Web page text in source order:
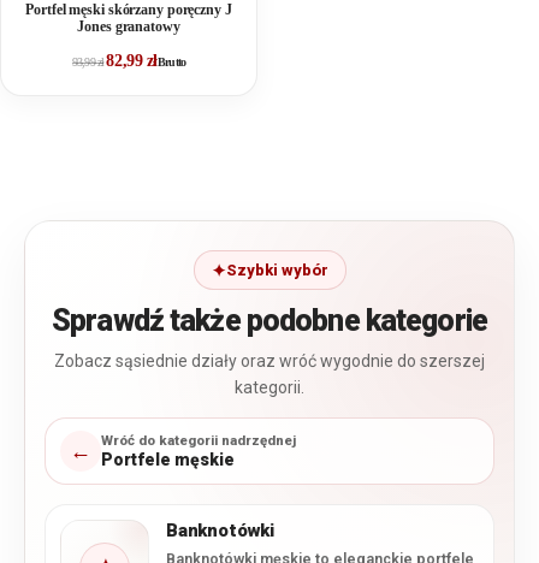
Portfel męski skórzany poręczny J
Jones granatowy
93,99zł82,99 złBrutto
Szybki wybór
Sprawdź także podobne kategorie
Zobacz sąsiednie działy oraz wróć wygodnie do szerszej
kategorii.
← Wróć do kategorii nadrzędnej
Portfele męskie
Banknotówki
Banknotówki męskie to eleganckie portfele